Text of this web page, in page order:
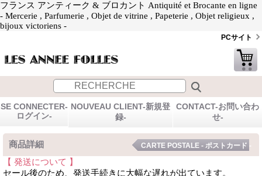
フランス アンティーク & ブロカント Antiquité et Brocante en ligne
- Mercerie , Parfumerie , Objet de vitrine , Papeterie , Objet religieux ,
bijoux victoriens -
PCサイト
SE CONNECTER-
ログイン-
NOUVEAU CLIENT-新規登
録-
CONTACT-お問い合わ
せ-
商品詳細 CARTE POSTALE - ポストカード -
【 発送について 】
セール後のため、発送手続きに大幅な遅れが出ています。